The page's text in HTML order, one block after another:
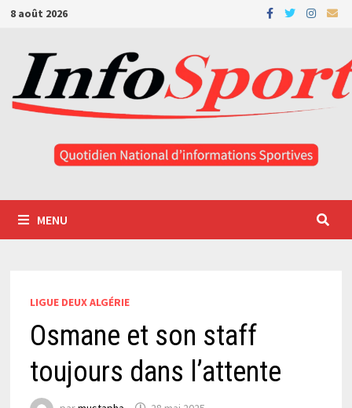
Passer
contenu
8 août 2026
MENU
LIGUE DEUX ALGÉRIE
Osmane et son staff
toujours dans l’attente